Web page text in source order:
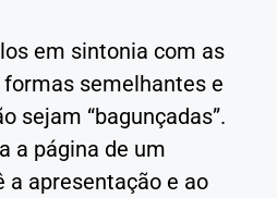
em sintonia com as
semelhantes e
sejam “bagunçadas”.
a página de um
a apresentação e ao